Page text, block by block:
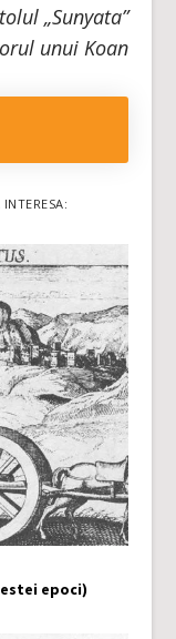
„Sunyata”
unui Koan
epoci)